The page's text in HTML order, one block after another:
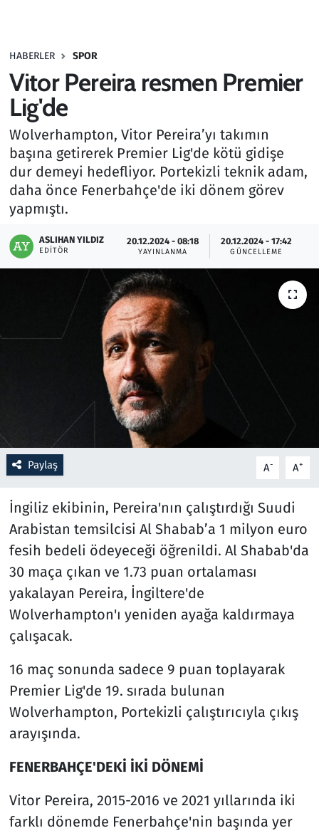
HABERLER SPOR
Vitor Pereira resmen Premier
Lig'de
Wolverhampton, Vitor Pereira’yı takımın
başına getirerek Premier Lig'de kötü gidişe
dur demeyi hedefliyor. Portekizli teknik adam,
daha önce Fenerbahçe'de iki dönem görev
yapmıştı.
ASLIHAN YILDIZ
EDITÖR
20.12.2024 - 08:18
YAYINLANMA
20.12.2024 - 17:42
GÜNCELLEME
Paylaş A- A+
İngiliz ekibinin, Pereira'nın çalıştırdığı Suudi
Arabistan temsilcisi Al Shabab’a 1 milyon euro
fesih bedeli ödeyeceği öğrenildi. Al Shabab'da
30 maça çıkan ve 1.73 puan ortalaması
yakalayan Pereira, İngiltere'de
Wolverhampton'ı yeniden ayağa kaldırmaya
çalışacak.
16 maç sonunda sadece 9 puan toplayarak
Premier Lig'de 19. sırada bulunan
Wolverhampton, Portekizli çalıştırıcıyla çıkış
arayışında.
FENERBAHÇE'DEKİ İKİ DÖNEMİ
Vitor Pereira, 2015-2016 ve 2021 yıllarında iki
farklı dönemde Fenerbahçe'nin başında yer
Haber
Kültür Sanat
Kurumsal Haberler
Lezzet Durağı
Memur ve Kamu
Otomobil
Ramazan
Resmi İlanlar
Rüya Tabirleri
Sağlık
Savunma Sanayi
Spor
Teknoloji ve Bilim
Televizyon